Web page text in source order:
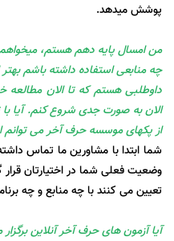
پوشش میدهد.
من امسال پایه دهم هستم، میخواهم
چه منابعی استفاده داشته باشم
داوطلبی هستم که تا الان مطالعه
الان به صورت جدی شروع کنم. آیا با
از پکهای موسسه حرف آخر می توانم
شما ابتدا با مشاورین ما تماس
وضعیت فعلی شما در اختیارتان
تعیین می کنند با چه منابع و چه
آیا آزمون های حرف آخر آنلاین